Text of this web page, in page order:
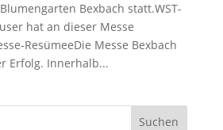
Bexbach statt.WST-
hat an dieser Messe
ResümeeDie Messe Bexbach
Erfolg. Innerhalb...
Suchen